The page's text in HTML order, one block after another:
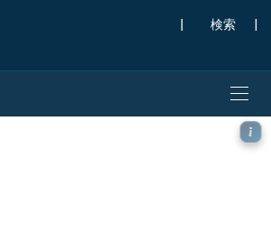
| |
0.25° モデル -